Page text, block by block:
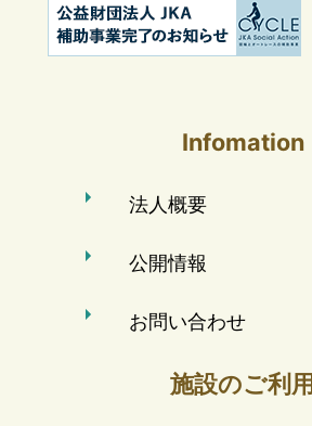
Infomation
法人概要
公開情報
お問い合わせ
施設のご利用